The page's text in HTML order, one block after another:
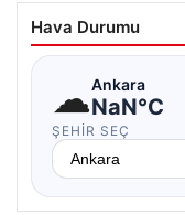
Hava Durumu
☁Ankara
NaN°C
ŞEHIR SEÇ